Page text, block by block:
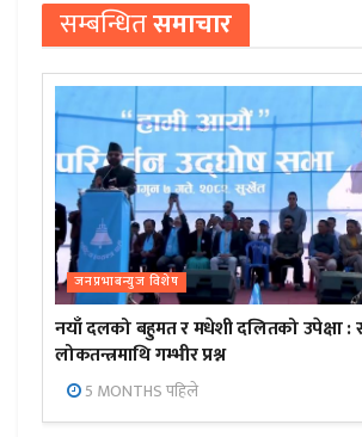
सम्बन्धितसमाचार
जनप्रभाबन्युज विशेष
नयाँ दलको बहुमत र मधेशी दलितको उपेक्षा :
लोकतन्त्रमाथि गम्भीर प्रश्न
5 MONTHS पहिले